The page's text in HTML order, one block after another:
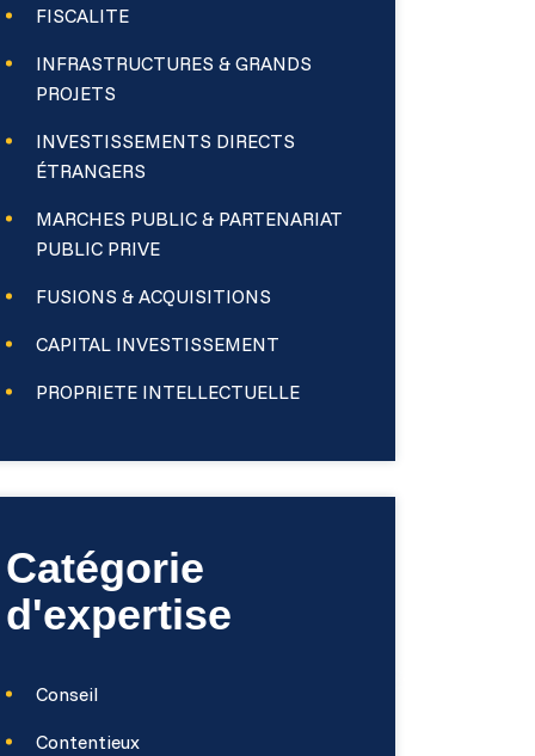
FISCALITE
INFRASTRUCTURES & GRANDS
PROJETS
INVESTISSEMENTS DIRECTS
ÉTRANGERS
MARCHES PUBLIC & PARTENARIAT
PUBLIC PRIVE
FUSIONS & ACQUISITIONS
CAPITAL INVESTISSEMENT
PROPRIETE INTELLECTUELLE
Catégorie
d'expertise
Conseil
Contentieux